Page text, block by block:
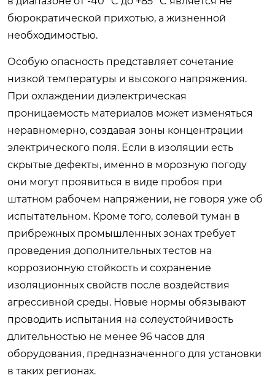
бюрократической прихотью, а жизненной
необходимостью.
Особую опасность представляет сочетание
низкой температуры и высокого напряжения.
При охлаждении диэлектрическая
проницаемость материалов может изменяться
неравномерно, создавая зоны концентрации
электрического поля. Если в изоляции есть
скрытые дефекты, именно в морозную погоду
они могут проявиться в виде пробоя при
штатном рабочем напряжении, не говоря уже об
испытательном. Кроме того, солевой туман в
прибрежных промышленных зонах требует
проведения дополнительных тестов на
коррозионную стойкость и сохранение
изоляционных свойств после воздействия
агрессивной среды. Новые нормы обязывают
проводить испытания на солеустойчивость
длительностью не менее 96 часов для
оборудования, предназначенного для установки
в таких регионах.